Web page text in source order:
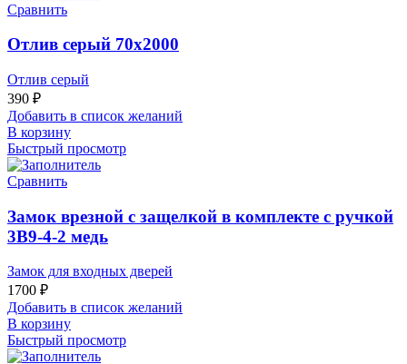
Сравнить
Отлив серый 70х2000
Отлив серый
390 ₽
Добавить в список желаний
В корзину
Быстрый просмотр
Сравнить
Замок врезной с защелкой в комплекте с ручкой
3В9-4-2 медь
Замок для входных дверей
1700 ₽
Добавить в список желаний
В корзину
Быстрый просмотр